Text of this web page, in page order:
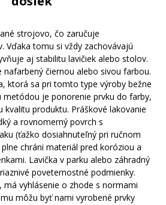
strojovo, čo zaručuje
Vďaka tomu si vždy zachovávajú
aj stabilitu lavičiek alebo stolov.
nafarbený čiernou alebo sivou farbou.
ktorá sa pri tomto type výroby bežne
metódou je ponorenie prvku do farby,
kvalitu produktu. Práškové lakovanie
a rovnomerný povrch s
(ťažko dosiahnuteľný pri ručnom
chráni materiál pred koróziou a
Lavička v parku alebo záhradný
poveternostné podmienky.
vyhlásenie o zhode s normami
môžu byť nami vyrobené prvky